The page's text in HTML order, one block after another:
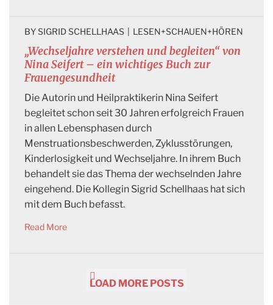
„Wechseljahre verstehen und begleiten“ von
Nina Seifert – ein wichtiges Buch zur
Frauengesundheit
BY SIGRID SCHELLHAAS LESEN+SCHAUEN+HÖREN
Die Autorin und Heilpraktikerin Nina Seifert
begleitet schon seit 30 Jahren erfolgreich Frauen
in allen Lebensphasen durch
Menstruationsbeschwerden, Zyklusstörungen,
Kinderlosigkeit und Wechseljahre. In ihrem Buch
behandelt sie das Thema der wechselnden Jahre
eingehend. Die Kollegin Sigrid Schellhaas hat sich
mit dem Buch befasst.
Read More
LOAD MORE POSTS